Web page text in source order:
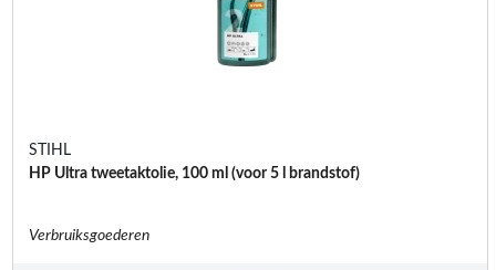
STIHL
HP Ultra tweetaktolie, 100 ml (voor 5 l brandstof)
Verbruiksgoederen